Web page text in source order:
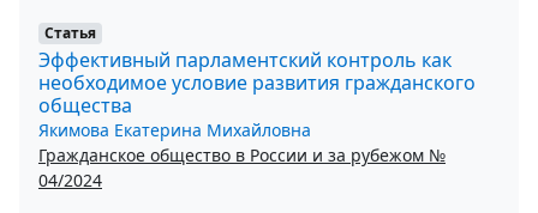
Статья
Эффективный парламентский контроль как
необходимое условие развития гражданского
общества
Якимова Екатерина Михайловна
Гражданское общество в России и за рубежом №
04/2024